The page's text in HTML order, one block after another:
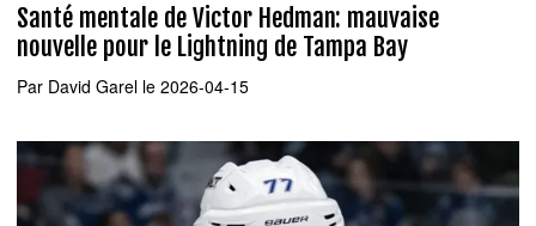
Santé mentale de Victor Hedman: mauvaise
nouvelle pour le Lightning de Tampa Bay
Par David Garel le 2026-04-15